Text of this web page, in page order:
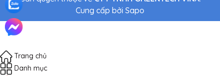
Cung cấp bởi Sapo
Trang chủ
Danh mục